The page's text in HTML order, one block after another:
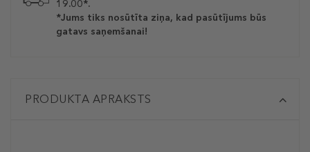
19.00*.
*Jums tiks nosūtīta ziņa, kad pasūtījums būs
gatavs saņemšanai!
PRODUKTA APRAKSTS